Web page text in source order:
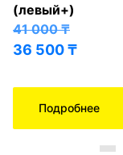
(левый+)
41 000₸
36 500₸
Подробнее